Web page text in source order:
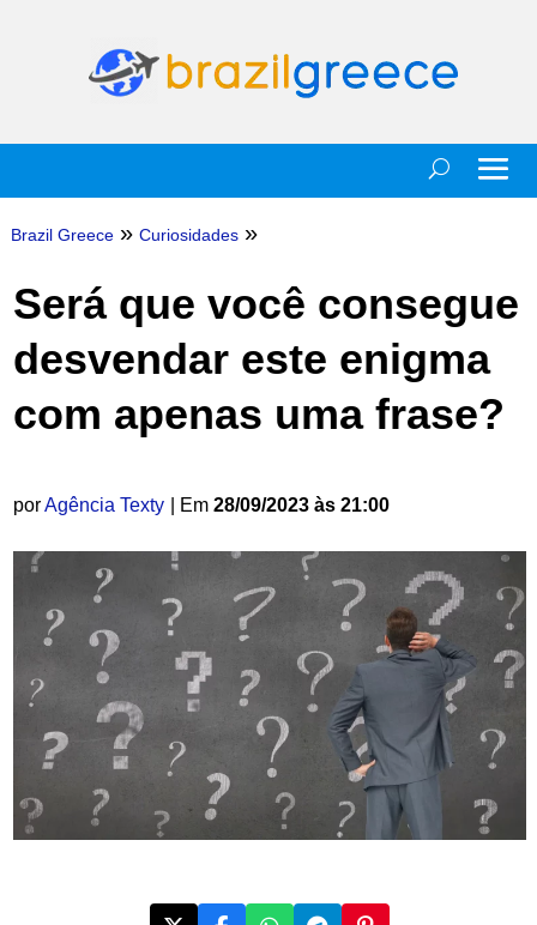
Brazil Greece » Curiosidades »
Será que você consegue
desvendar este enigma
com apenas uma frase?
porAgência Texty | Em 28/09/2023 às 21:00